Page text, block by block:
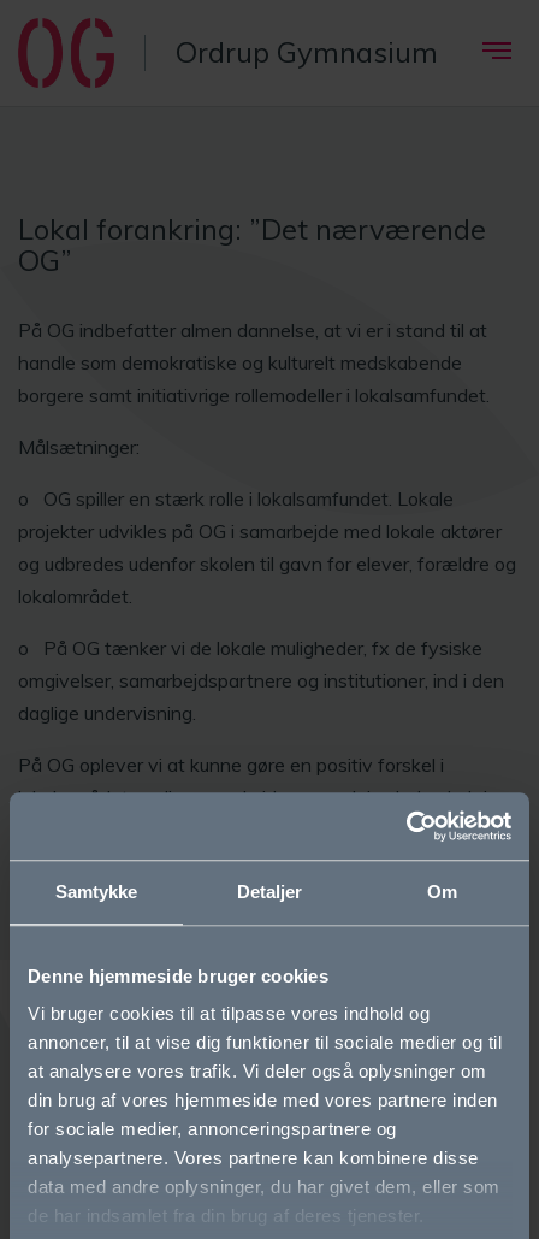
Samtykke Detaljer Om
Denne hjemmeside bruger cookies
Vi bruger cookies til at tilpasse vores indhold og
annoncer, til at vise dig funktioner til sociale medier og til
at analysere vores trafik. Vi deler også oplysninger om
din brug af vores hjemmeside med vores partnere inden
for sociale medier, annonceringspartnere og
analysepartnere. Vores partnere kan kombinere disse
data med andre oplysninger, du har givet dem, eller som
de har indsamlet fra din brug af deres tjenester.
Ordrup Gymnasium
Lokal forankring: ”Det nærværende
OG”
På OG indbefatter almen dannelse, at vi er i stand til at
handle som demokratiske og kulturelt medskabende
borgere samt initiativrige rollemodeller i lokalsamfundet.
Målsætninger:
o OG spiller en stærk rolle i lokalsamfundet. Lokale
projekter udvikles på OG i samarbejde med lokale aktører
og udbredes udenfor skolen til gavn for elever, forældre og
lokalområdet.
o På OG tænker vi de lokale muligheder, fx de fysiske
omgivelser, samarbejdspartnere og institutioner, ind i den
daglige undervisning.
På OG oplever vi at kunne gøre en positiv forskel i
lokalområdet, realisere gode ideer og udvise lederskab i
samarbejde med civilsamfundet og andre interessenter.
Bliv elev
Eliteidræt
Den første tid i gymnasiet